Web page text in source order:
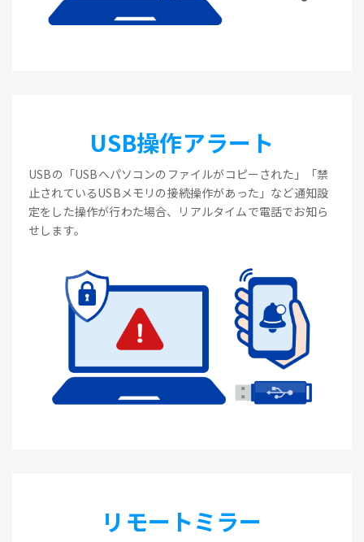
USB操作アラート
USBの「USBへパソコンのファイルがコピーされた」「禁
止されているUSBメモリの接続操作があった」など通知設
定をした操作が行わた場合、リアルタイムで電話でお知ら
せします。
リモートミラー